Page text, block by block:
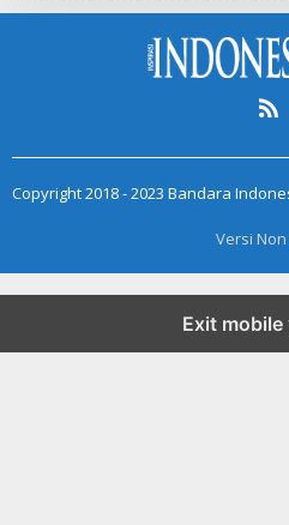
Copyright 2018 - 2023 Bandara
Versi Non
Exit mobile